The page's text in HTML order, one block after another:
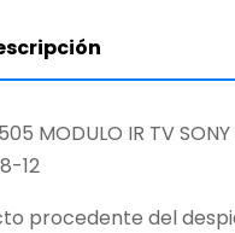
MODULO IR TV
12
procedente del